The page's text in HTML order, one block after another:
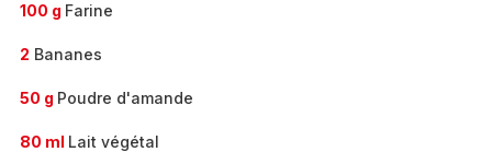
100 g Farine
2 Bananes
50 g Poudre d'amande
80 ml Lait végétal